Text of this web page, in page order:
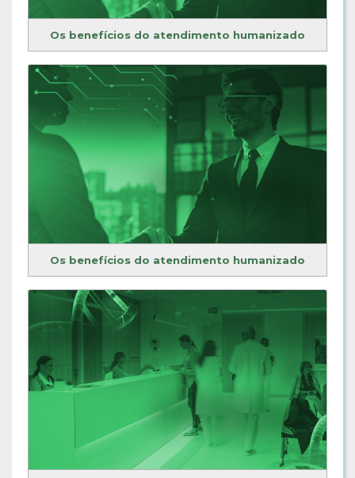
Os benefícios do atendimento humanizado
Os benefícios do atendimento humanizado